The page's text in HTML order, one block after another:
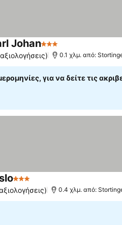
Johan3 Αστέρια
0.1 χλμ. από:
για να δείτε τις
3 Αστέρια
0.4 χλμ. από: